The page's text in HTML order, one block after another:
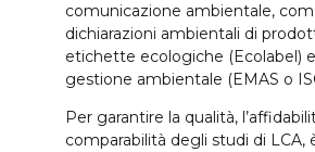
comunicazione ambientale,
dichiarazioni ambientali di
etichette ecologiche (Ecolabel)
gestione ambientale (EMAS o
Per garantire la qualità,
comparabilità degli studi di LCA,